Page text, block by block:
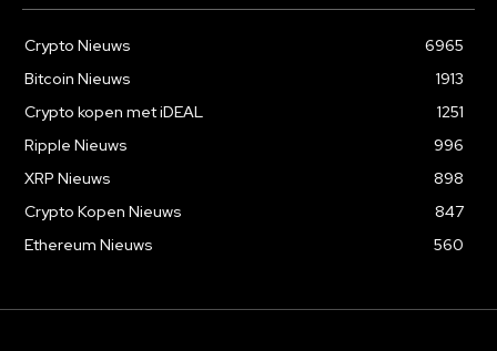
Crypto Nieuws
6965
Bitcoin Nieuws
1913
Crypto kopen met iDEAL
1251
Ripple Nieuws
996
XRP Nieuws
898
Crypto Kopen Nieuws
847
Ethereum Nieuws
560